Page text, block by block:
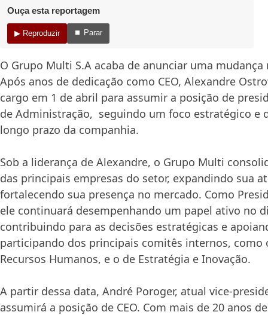
Ouça esta reportagem
▶ Reproduzir ⏹ Parar
O Grupo Multi S.A acaba de anunciar uma
Após anos de dedicação como CEO, Alexandre
cargo em 1 de abril para assumir a posição de
de Administração, seguindo um foco estratégico e
longo prazo da companhia.
Sob a liderança de Alexandre, o Grupo Multi
das principais empresas do setor, expandindo sua
fortalecendo sua presença no mercado. Como
ele continuará desempenhando um papel ativo no
contribuindo para as decisões estratégicas e
participando dos principais comitês internos, como
Recursos Humanos, e o de Estratégia e Inovação.
A partir dessa data, André Poroger, atual vice-
assumirá a posição de CEO. Com mais de 20 anos